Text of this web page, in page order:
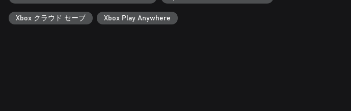
Xbox クラウド セーブ Xbox Play Anywhere